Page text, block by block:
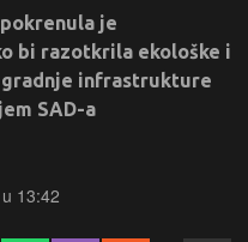
je
bi razotkrila ekološke i
gradnje infrastrukture
SAD-a
13:42